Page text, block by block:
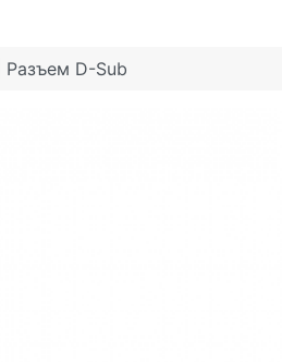
Разъем D-Sub